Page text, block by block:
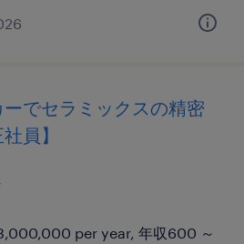
でセラミックスの精密
員】
per year, 年収600 ～